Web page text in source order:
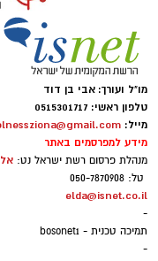
מו"ל ועורך: אבי בן דוד
טלפון ראשי: 0515301717
מייל:
מידע למפרסמים באתר
מנהלת פרסום רשת ישראל נט:
טל: 050-7870908
elda@isnet.co.il
-
תמיכה טכנית - bosonet1
-